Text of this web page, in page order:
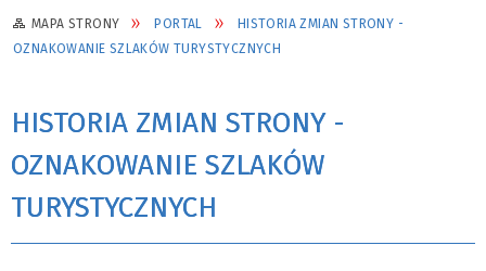
MAPA STRONY PORTAL
HISTORIA ZMIAN STRONY -
OZNAKOWANIE SZLAKÓW TURYSTYCZNYCH
HISTORIA ZMIAN STRONY -
OZNAKOWANIE SZLAKÓW
TURYSTYCZNYCH